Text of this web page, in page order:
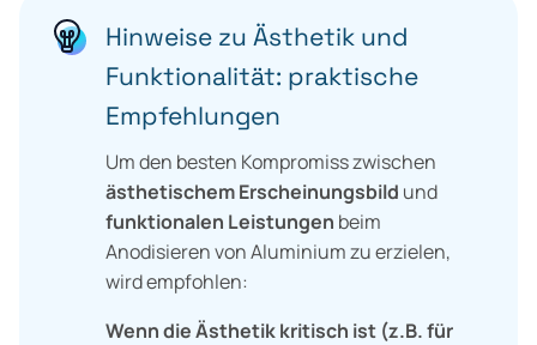
Hinweise zu Ästhetik und
Funktionalität: praktische
Empfehlungen
Um den besten Kompromiss zwischen
ästhetischem Erscheinungsbild und
funktionalen Leistungen beim
Anodisieren von Aluminium zu erzielen,
wird empfohlen:
Wenn die Ästhetik kritisch ist (z.B. für